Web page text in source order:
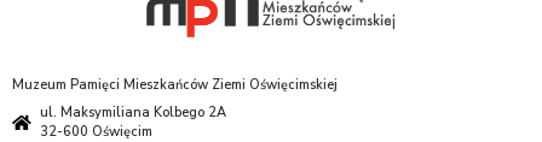
Muzeum Pamięci Mieszkańców Ziemi Oświęcimskiej
ul. Maksymiliana Kolbego 2A
32-600 Oświęcim